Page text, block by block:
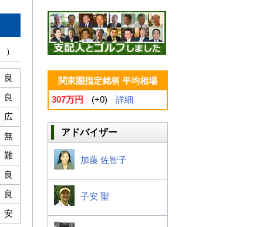
関東圏指定銘柄 平均相場
307万円
(+0) 詳細
アドバイザー
加藤 佐智子
子安 聖